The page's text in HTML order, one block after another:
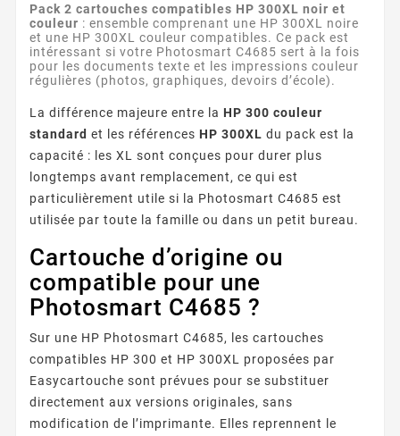
Pack 2 cartouches compatibles HP 300XL noir et
couleur : ensemble comprenant une HP 300XL noire
et une HP 300XL couleur compatibles. Ce pack est
intéressant si votre Photosmart C4685 sert à la fois
pour les documents texte et les impressions couleur
régulières (photos, graphiques, devoirs d’école).
La différence majeure entre la HP 300 couleur
standard et les références HP 300XL du pack est la
capacité : les XL sont conçues pour durer plus
longtemps avant remplacement, ce qui est
particulièrement utile si la Photosmart C4685 est
utilisée par toute la famille ou dans un petit bureau.
Cartouche d’origine ou
compatible pour une
Photosmart C4685 ?
Sur une HP Photosmart C4685, les cartouches
compatibles HP 300 et HP 300XL proposées par
Easycartouche sont prévues pour se substituer
directement aux versions originales, sans
modification de l’imprimante. Elles reprennent le